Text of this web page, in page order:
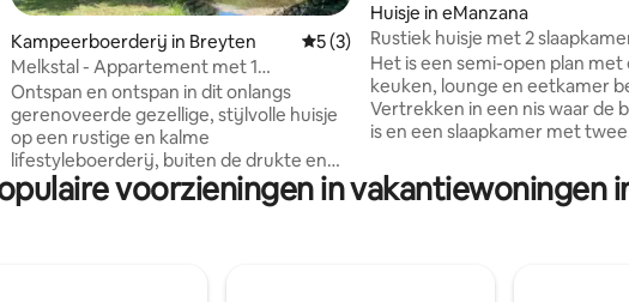
Kampeerboerderij in Breyten Gemiddelde beoordeling van 5 uit 5, 3
5 (3)
Melkstal - Appartement met 1
slaapkamer
Ontspan en ontspan in dit onlangs
gerenoveerde gezellige, stijlvolle huisje
op een rustige en kalme
lifestyleboerderij, buiten de drukte en
het drukke stadsleven. Dit onlangs
gerenoveerde verblijf beschikt over een
Huisje in eManzana
Rustiek huisje met 2
voet van een heuvel...
Het is een semi-open plan met
keuken, lounge en eetkamer
Vertrekken in een nis waar de
is en een slaapkamer met twee
eenpersoonsmatras
de loft zoals de grote
DTSV en er zijn
voorzieningen in vakantiewoningen